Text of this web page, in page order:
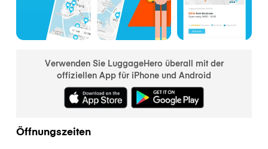
Verwenden Sie LuggageHero überall mit der
offiziellen App für iPhone und Android
Öffnungszeiten